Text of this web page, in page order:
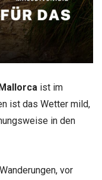
ist im
ist das Wetter mild,
in den
vor